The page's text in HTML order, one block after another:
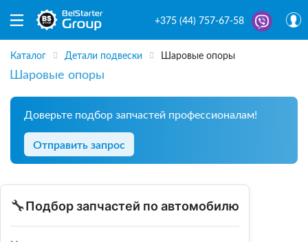
+375 (44) 757-67-58
Каталог Детали подвески Шаровые опоры
Шаровые опоры
Доверьте подбор запчастей профессионалам!
Отправить запрос
🔧Подбор запчастей по автомобилю